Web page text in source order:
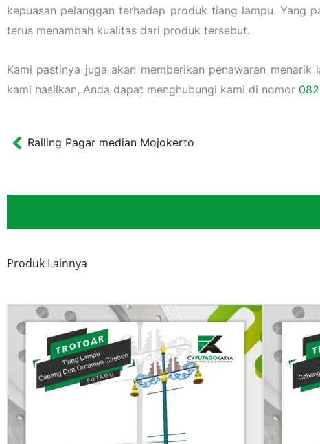
kepuasan pelanggan terhadap produk tiang lampu. Yang
terus menambah kualitas dari produk tersebut.
Kami pastinya juga akan memberikan penawaran
kami hasilkan, Anda dapat menghubungi kami di nomor
Prev
Railing Pagar median Mojokerto
Produk Lainnya